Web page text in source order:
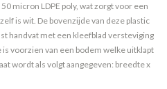
micron LDPE poly, wat zorgt voor een
is wit. De bovenzijde van deze plastic
handvat met een kleefblad versteviging
voorzien van een bodem welke uitklapt
wordt als volgt aangegeven: breedte x